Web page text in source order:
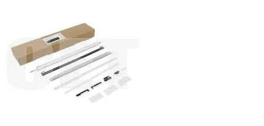
MP5054SP
MP5055SP
MP6054SP
MP6055SP
MPC3003
MPC3004
MPC3503